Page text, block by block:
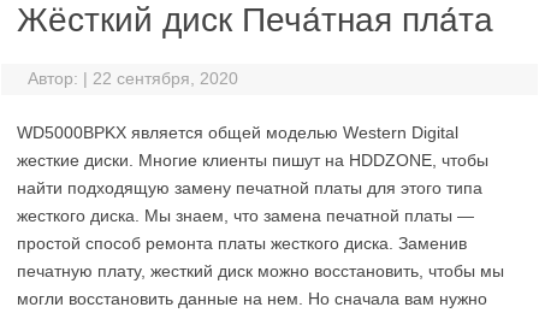
Жёсткий диск Печа́тная пла́та
Автор: | 22 сентября, 2020
WD5000BPKX является общей моделью Western Digital
жесткие диски. Многие клиенты пишут на HDDZONE, чтобы
найти подходящую замену печатной платы для этого типа
жесткого диска. Мы знаем, что замена печатной платы —
простой способ ремонта платы жесткого диска. Заменив
печатную плату, жесткий диск можно восстановить, чтобы мы
могли восстановить данные на нем. Но сначала вам нужно